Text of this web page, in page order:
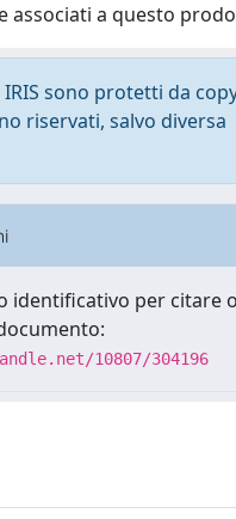
associati a questo
sono protetti da
riservati, salvo diversa
identificativo per citare
10807/304196